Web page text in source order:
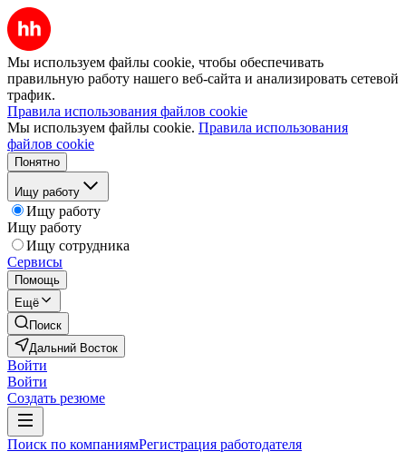
Мы используем файлы cookie, чтобы обеспечивать
правильную работу нашего веб-сайта и анализировать сетевой
трафик.
Правила использования файлов cookie
Мы используем файлы cookie. Правила использования
файлов cookie
Понятно
Ищу работу
Ищу работу
Ищу работу
Ищу сотрудника
Сервисы
Помощь
Ещё
Поиск
Дальний Восток
Войти
Войти
Создать резюме
Поиск по компаниямРегистрация работодателя